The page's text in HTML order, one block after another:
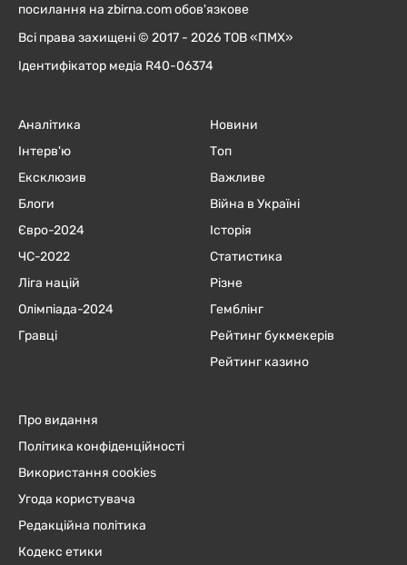
посилання на zbirna.com обов'язкове
Всі права захищені © 2017 - 2026 ТОВ «ПМХ»
Ідентифікатор медіа R40-06374
Аналітика
Інтерв'ю
Ексклюзив
Блоги
Євро-2024
ЧC-2022
Ліга націй
Олімпіада-2024
Гравці
Новини
Топ
Важливе
Війна в Україні
Історія
Статистика
Різне
Гемблінг
Рейтинг букмекерів
Рейтинг казино
Про видання
Політика конфіденційності
Використання cookies
Угода користувача
Редакційна політика
Кодекс етики